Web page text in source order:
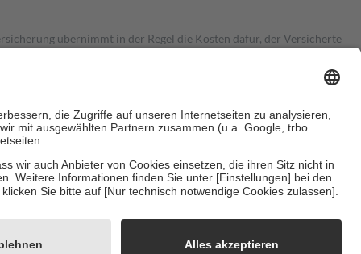
übernimmt in der Regel die Kosten dafür, der Versicherte
Es sind jedoch nie mehr als die tatsächlichen Kosten der Leistung
Zuzahlungen
dass es sich um echte Bewertungen handelt. Mehr